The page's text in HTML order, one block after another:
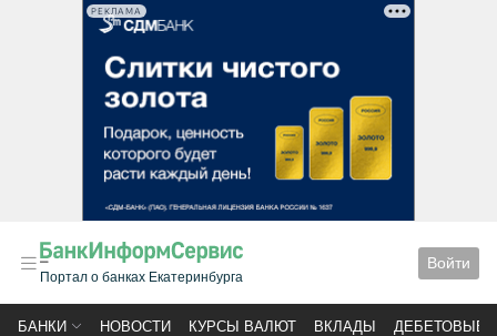
РЕКЛАМА
Портал о банках Екатеринбурга
Войти
БАНКИ НОВОСТИ КУРСЫ ВАЛЮТ ВКЛАДЫ ДЕБЕТОВЫЕ